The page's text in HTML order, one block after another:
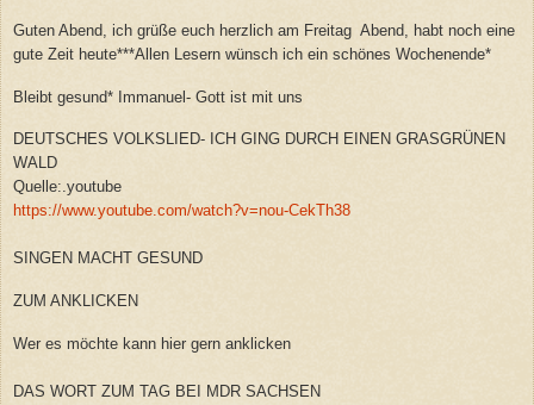
Guten Abend, ich grüße euch herzlich am Freitag Abend, habt noch eine
gute Zeit heute***Allen Lesern wünsch ich ein schönes Wochenende*
Bleibt gesund* Immanuel- Gott ist mit uns
DEUTSCHES VOLKSLIED- ICH GING DURCH EINEN GRASGRÜNEN
WALD
Quelle:.youtube
https://www.youtube.com/watch?v=nou-CekTh38
SINGEN MACHT GESUND
ZUM ANKLICKEN
Wer es möchte kann hier gern anklicken
DAS WORT ZUM TAG BEI MDR SACHSEN